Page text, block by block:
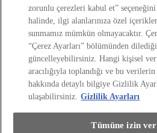
Kişisel Verilerin Korunması
Kişisel Veri Paylaşımı ve İletişim İzni
Bilgi Toplumu Hizmetleri(Opens in new window)
TAKATA Hava Yastığı Geri Çağırma
Yakıt Ekonomisi ve CO2 Emisyonu
Kalite Standartları
Pazarlama Faaliyetleri İçin Açık Rıza
Web Erişilebilirlik Beyanı
zorunlu çerezleri kabul et”
halinde, ilgi alanlarınıza özel
sunmamız mümkün olmayacaktır.
“Çerez Ayarları” bölümünden
güncelleyebilirsiniz. Hangi kişisel
aracılığıyla toplandığı ve bu verilerin
hakkında detaylı bilgiye Gizlilik
ulaşabilirsiniz. Gizlilik Ayarları
Tümüne izin ver